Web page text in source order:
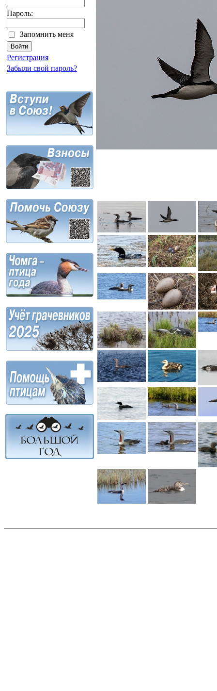
Пароль:
Запомнить меня
Регистрация
Забыли свой пароль?